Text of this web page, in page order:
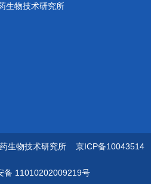
生物技术研究所
生物技术研究所 京ICP备10043514
11010202009219号